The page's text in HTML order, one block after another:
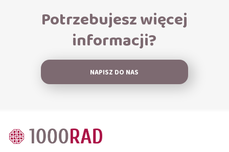
Potrzebujesz więcej
informacji?
NAPISZ DO NAS